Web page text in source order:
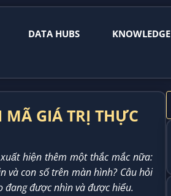
DATA HUBS KNOWLEDGE
MÃ GIÁ TRỊ THỰC
hiện thêm một thắc mắc nữa:
và con số trên màn hình? Câu hỏi
đang được nhìn và được hiểu.